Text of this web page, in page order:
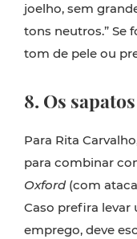
joelho, sem
tons neutros.” Se
tom de pele ou
8. Os
Para Rita
para combinar
Oxford(com
Caso prefira levar
emprego, deve